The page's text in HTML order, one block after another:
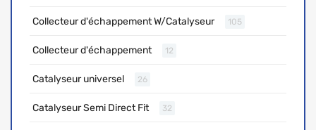
Collecteur d'échappement W/Catalyseur 105
Collecteur d'échappement 12
Catalyseur universel 26
Catalyseur Semi Direct Fit 32